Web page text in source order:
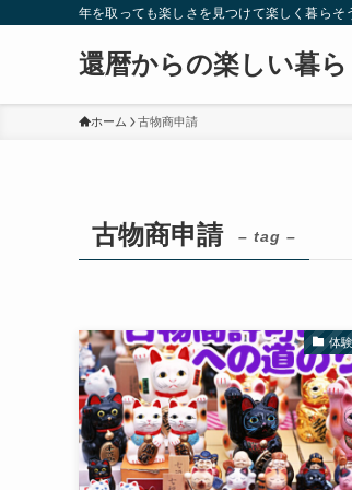
年を取っても楽しさを見つけて楽しく暮らそ
還暦からの楽しい暮ら
ホーム 古物商申請
古物商申請 – tag –
体